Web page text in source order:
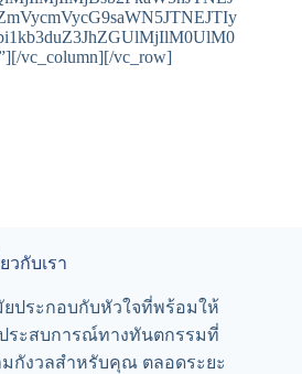
vc_column][/vc_row]
วกับเรา
ประกอบกับหัวใจที่พร้อมให้
ระสบการณ์ทางทันตกรรมที่
กังวลสำหรับคุณ ตลอดระยะ